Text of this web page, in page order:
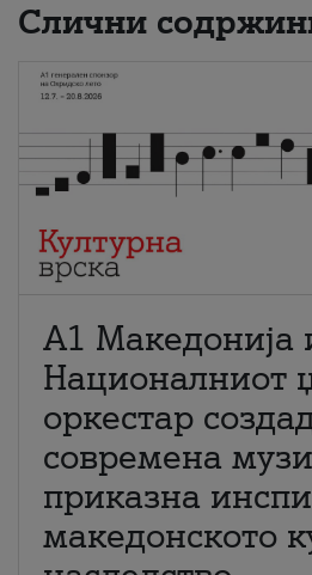
Слични
А1 Македонија
Националниот
оркестар
современа
приказна
македонското